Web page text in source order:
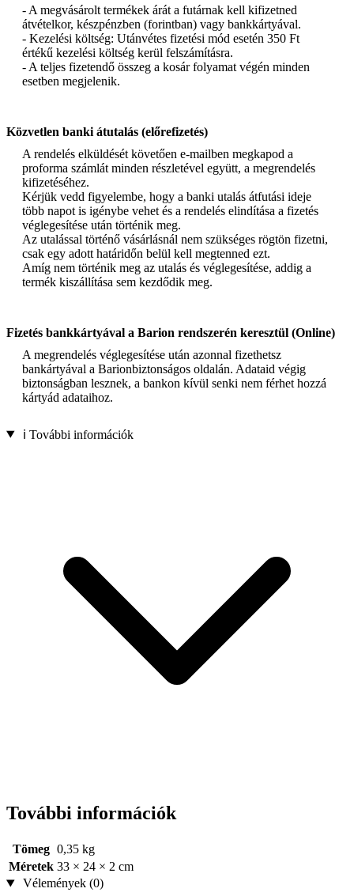
- A megvásárolt termékek árát a futárnak kell kifizetned
átvételkor, készpénzben (forintban) vagy bankkártyával.
- Kezelési költség: Utánvétes fizetési mód esetén 350 Ft
értékű kezelési költség kerül felszámításra.
- A teljes fizetendő összeg a kosár folyamat végén minden
esetben megjelenik.
Közvetlen banki átutalás (előrefizetés)
A rendelés elküldését követően e-mailben megkapod a
proforma számlát minden részletével együtt, a megrendelés
kifizetéséhez.
Kérjük vedd figyelembe, hogy a banki utalás átfutási ideje
több napot is igénybe vehet és a rendelés elindítása a fizetés
véglegesítése után történik meg.
Az utalással történő vásárlásnál nem szükséges rögtön fizetni,
csak egy adott határidőn belül kell megtenned ezt.
Amíg nem történik meg az utalás és véglegesítése, addig a
termék kiszállítása sem kezdődik meg.
Fizetés bankkártyával a Barion rendszerén keresztül (Online)
A megrendelés véglegesítése után azonnal fizethetsz
bankártyával a Barionbiztonságos oldalán. Adataid végig
biztonságban lesznek, a bankon kívül senki nem férhet hozzá
kártyád adataihoz.
ℹ️ További információk
További információk
Tömeg 0,35 kg
Méretek 33 × 24 × 2 cm
Vélemények (0)